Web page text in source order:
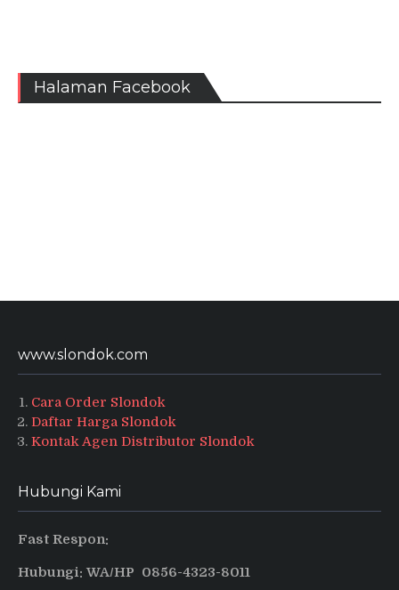
Halaman Facebook
www.slondok.com
Cara Order Slondok
Daftar Harga Slondok
Kontak Agen Distributor Slondok
Hubungi Kami
Fast Respon:
Hubungi: WA/HP 0856-4323-8011